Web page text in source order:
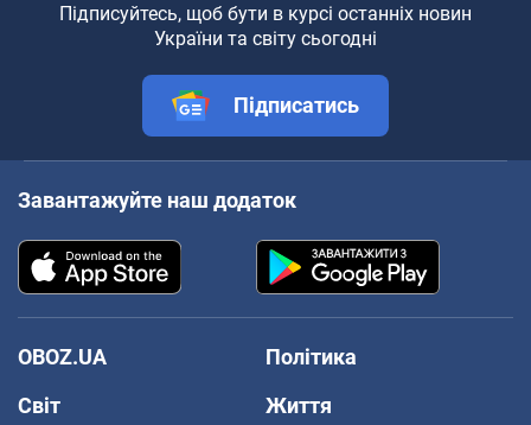
Підписуйтесь, щоб бути в курсі останніх новин
України та світу сьогодні
Підписатись
Завантажуйте наш додаток
OBOZ.UA
Політика
Світ
Життя